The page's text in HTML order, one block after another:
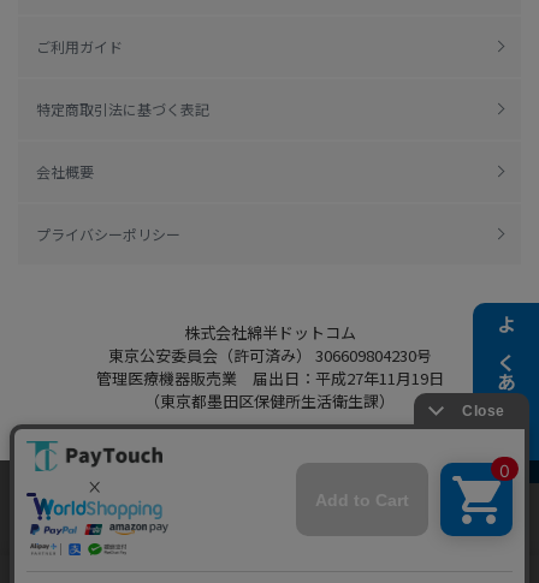
よくある質問
ご利用ガイド
特定商取引法に基づく表記
会社概要
プライバシーポリシー
株式会社綿半ドットコム
東京公安委員会（許可済み） 306609804230号
管理医療機器販売業 届出日：平成27年11月19日
（東京都墨田区保健所生活衛生課）
Copyright 2022
Powered by Watahan Partners Co., Ltd.
当ウェブサイトでは、お客様により良いサービス
をご提供するため、クッキーを利用しています。
サイト利用を継続することにより、クッキーの使
同意する